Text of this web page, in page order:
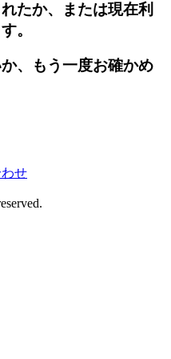
たか、または現在利
。
、もう一度お確かめ
せ